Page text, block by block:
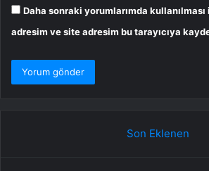
Daha sonraki yorumlarımda
adresim ve site adresim bu tarayıcıya
Son Eklenen